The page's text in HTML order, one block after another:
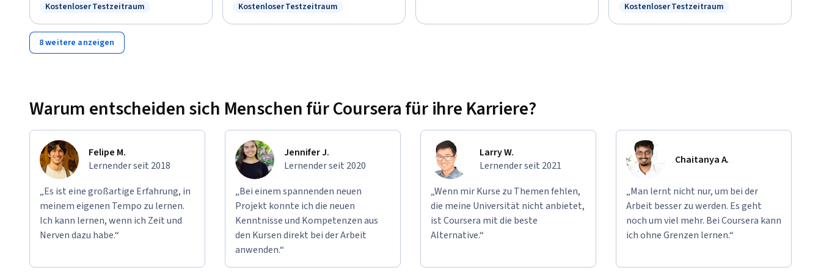
Status: Kostenloser Testzeitraum
Kostenloser Testzeitraum Status: Kostenloser Testzeitraum
Kostenloser Testzeitraum Status: Kostenloser Testzeitraum
Kostenloser Testzeitraum
8 weitere anzeigen
Warum entscheiden sich Menschen für Coursera für ihre Karriere?
Felipe M.
Lernender seit 2018
„Es ist eine großartige Erfahrung, in
meinem eigenen Tempo zu lernen.
Ich kann lernen, wenn ich Zeit und
Nerven dazu habe.“
Jennifer J.
Lernender seit 2020
„Bei einem spannenden neuen
Projekt konnte ich die neuen
Kenntnisse und Kompetenzen aus
den Kursen direkt bei der Arbeit
anwenden.“
Larry W.
Lernender seit 2021
„Wenn mir Kurse zu Themen fehlen,
die meine Universität nicht anbietet,
ist Coursera mit die beste
Alternative.“
Chaitanya A.
„Man lernt nicht nur, um bei der
Arbeit besser zu werden. Es geht
noch um viel mehr. Bei Coursera kann
ich ohne Grenzen lernen.“